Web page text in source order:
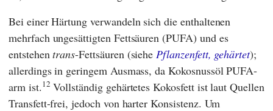
Bei einer Härtung verwandeln sich die enthaltenen
mehrfach ungesättigten Fettsäuren (PUFA) und es
entstehentrans-Fettsäuren (siehePflanzenfett, gehärtet);
allerdings in geringem Ausmass, da Kokosnussöl PUFA-
arm ist.12 Vollständig gehärtetes Kokosfett ist laut Quellen
Transfett-frei, jedoch von harter Konsistenz. Um